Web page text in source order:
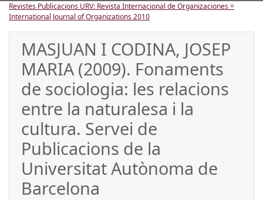
Revistes Publicacions URV: Revista Internacional de Organizaciones =
International Journal of Organizations2010
MASJUAN I CODINA, JOSEP
MARIA (2009). Fonaments
de sociologia: les relacions
entre la naturalesa i la
cultura. Servei de
Publicacions de la
Universitat Autònoma de
Barcelona